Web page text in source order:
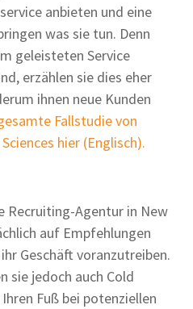
anbieten und eine
was sie tun. Denn
geleisteten Service
erzählen sie dies eher
ihnen neue Kunden
Fallstudie von
hier (Englisch).
Recruiting-Agentur in New
auf Empfehlungen
Geschäft voranzutreiben.
sie jedoch auch Cold
Fuß bei potenziellen